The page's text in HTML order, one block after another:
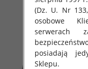
szczegóły
(Dz. U. Nr
osobowe
serwerach
posiadają
Sklepu.